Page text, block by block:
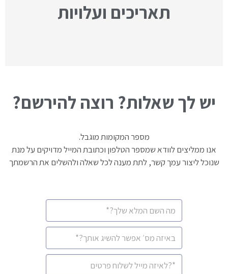
תאריכים ועלויות
יש לך שאלות? רוצה להירשם?
מספר המקומות מוגבל.
אנו ממליצים לוודא שמספר הטלפון וכתובת המייל מדויקים על מנת
שנוכל ליצור עמך קשר, לתת מענה לכל שאלה ולהשלים את הרשמתך
CAPTCHA
מלא *
מספר
סלולרי
*
איימיל